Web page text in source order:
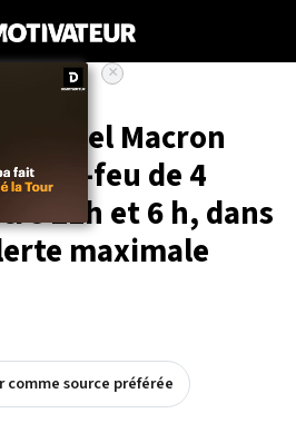
Macron
feu de 4
21h et 6 h, dans
maximale
comme source préférée
×